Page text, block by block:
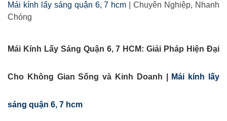
Mái kính lấy sáng quận 6, 7 hcm | Chuyên Nghiệp, Nhanh
Chóng
Mái Kính Lấy Sáng Quận 6, 7 HCM: Giải Pháp Hiện Đại
Cho Không Gian Sống và Kinh Doanh | Mái kính lấy
sáng quận 6, 7 hcm